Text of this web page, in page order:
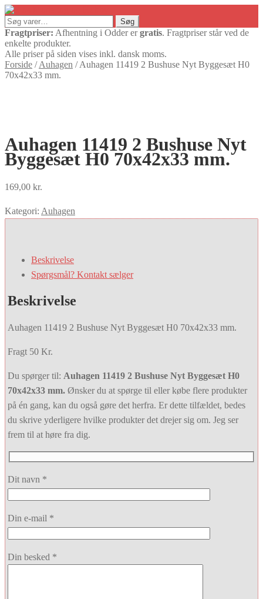
Søg
efter:
Søg
Fragtpriser: Afhentning i Odder ergratis. Fragtpriser står ved de
enkelte produkter.
Alle priser på siden vises inkl. dansk moms.
Forside /Auhagen /Auhagen 11419 2 Bushuse Nyt Byggesæt H0
70x42x33 mm.
Auhagen 11419 2 Bushuse Nyt
Byggesæt H0 70x42x33 mm.
169,00 kr.
Kategori: Auhagen
Beskrivelse
Spørgsmål? Kontakt sælger
Beskrivelse
Auhagen 11419 2 Bushuse Nyt Byggesæt H0 70x42x33 mm.
Fragt 50 Kr.
Du spørger til: Auhagen 11419 2 Bushuse Nyt Byggesæt H0
70x42x33 mm. Ønsker du at spørge til eller købe flere produkter
på én gang, kan du også gøre det herfra. Er dette tilfældet, bedes
du skrive yderligere hvilke produkter det drejer sig om. Jeg ser
frem til at høre fra dig.
Dit navn *
Din e-mail *
Din besked *